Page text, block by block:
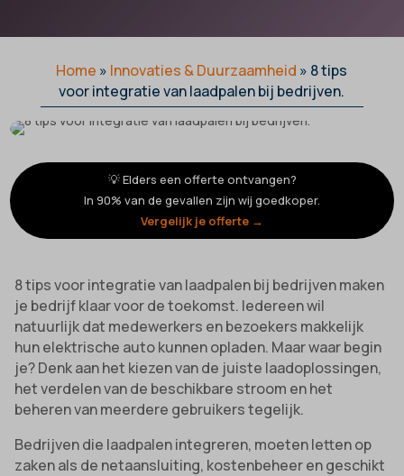
Home » Innovaties & Duurzaamheid » 8 tips
voor integratie van laadpalen bij bedrijven.
💡 Elders een offerte ontvangen?
In 90% van de gevallen zijn wij goedkoper.
Vergelijk je offerte →
8 tips voor integratie van laadpalen bij bedrijven maken
je bedrijf klaar voor de toekomst. Iedereen wil
natuurlijk dat medewerkers en bezoekers makkelijk
hun elektrische auto kunnen opladen. Maar waar begin
je? Denk aan het kiezen van de juiste laadoplossingen,
het verdelen van de beschikbare stroom en het
beheren van meerdere gebruikers tegelijk.
Bedrijven die laadpalen integreren, moeten letten op
zaken als de netaansluiting, kostenbeheer en geschikt